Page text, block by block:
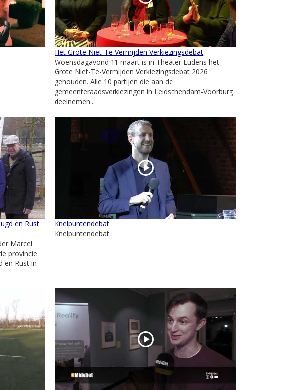
Het Grote Niet-Te-Vermijden Verkiezingsdebat
Woensdagavond 11 maart is in Theater Ludens het
Grote Niet-Te-Vermijden Verkiezingsdebat 2026
gehouden. Alle 10 partijen die aan de
gemeenteraadsverkiezingen in Leidschendam-Voorburg
deelnemen...
en Rust
Marcel
provincie
en Rust in
Knelpuntendebat
Knelpuntendebat